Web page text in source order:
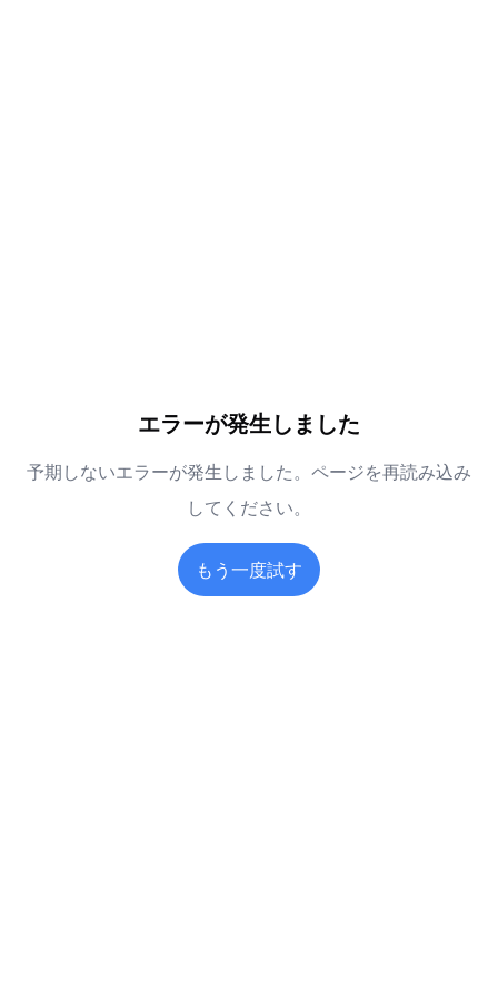
エラーが発生しました
予期しないエラーが発生しました。ページを再読み込み
してください。
もう一度試す